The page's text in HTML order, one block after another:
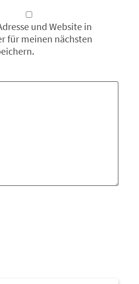
und Website in
für meinen nächsten